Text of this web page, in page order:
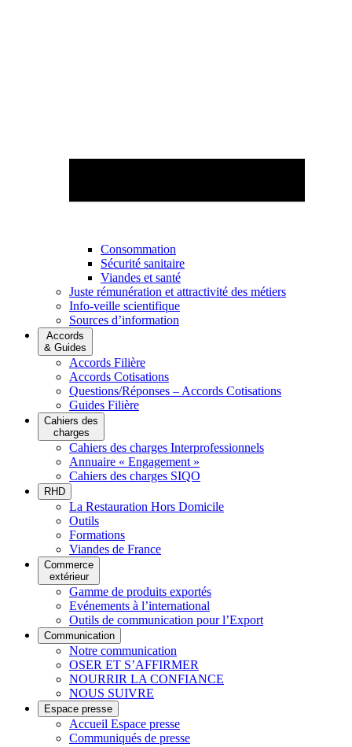
Consommation
Sécurité sanitaire
Viandes et santé
Juste rémunération et attractivité des métiers
Info-veille scientifique
Sources d’information
Accords
& Guides
Accords Filière
Accords Cotisations
Questions/Réponses – Accords Cotisations
Guides Filière
Cahiers des
charges
Cahiers des charges Interprofessionnels
Annuaire « Engagement »
Cahiers des charges SIQO
RHD
La Restauration Hors Domicile
Outils
Formations
Viandes de France
Commerce
extérieur
Gamme de produits exportés
Evénements à l’international
Outils de communication pour l’Export
Communication
Notre communication
OSER ET S’AFFIRMER
NOURRIR LA CONFIANCE
NOUS SUIVRE
Espace presse
Accueil Espace presse
Communiqués de presse